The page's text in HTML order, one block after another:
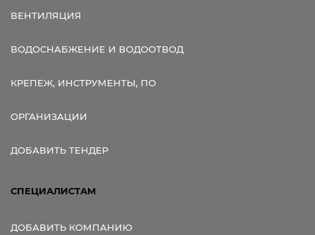
ВЕНТИЛЯЦИЯ
ВОДОСНАБЖЕНИЕ И ВОДООТВОД
КРЕПЕЖ, ИНСТРУМЕНТЫ, ПО
ОРГАНИЗАЦИИ
ДОБАВИТЬ ТЕНДЕР
СПЕЦИАЛИСТАМ
ДОБАВИТЬ КОМПАНИЮ